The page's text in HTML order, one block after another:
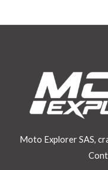
Moto Explorer SAS,